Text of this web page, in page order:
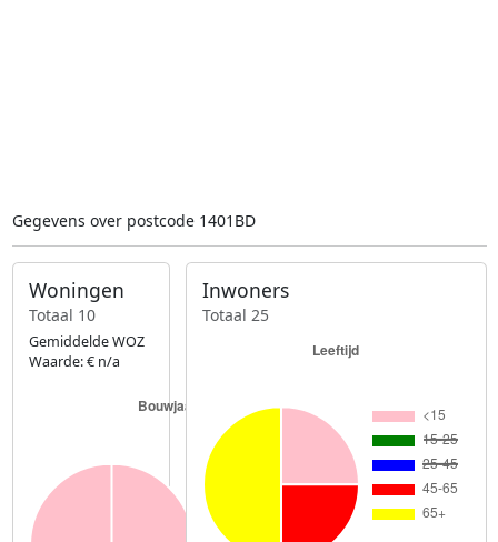
Gegevens over postcode 1401BD
Woningen
Totaal 10
Gemiddelde WOZ
Waarde: € n/a
Inwoners
Totaal 25